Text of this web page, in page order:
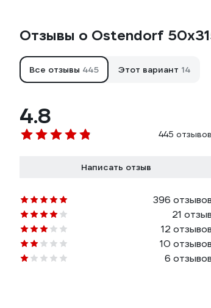
Отзывы о Ostendorf
Все отзывы 445 Этот вариант 14
4.8
445 отзывов
Написать отзыв
396 отзывов
21 отзыв
12 отзывов
10 отзывов
6 отзывов